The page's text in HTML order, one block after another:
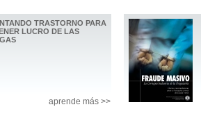
TRASTORNO PARA
LUCRO DE LAS
aprende más >>